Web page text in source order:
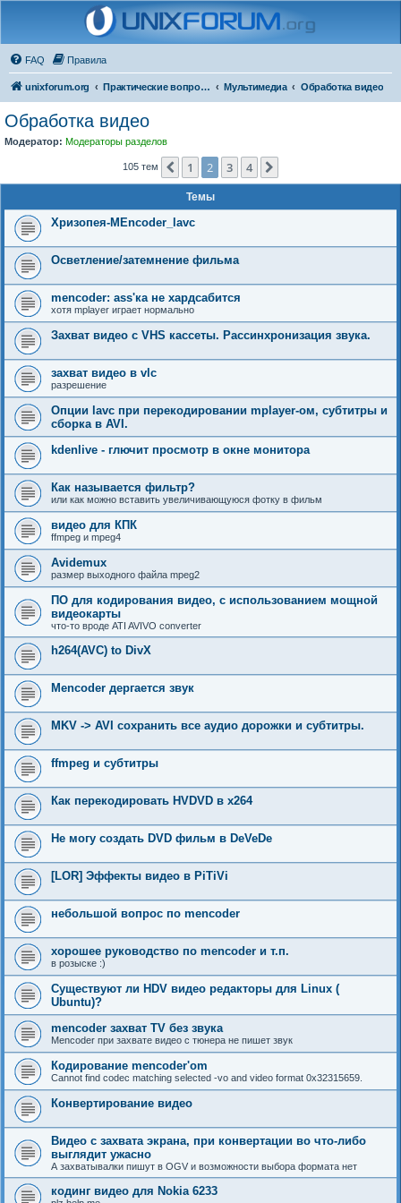
FAQ Правила
unixforum.org Практические вопросы Мультимедиа Обработка видео
Обработка видео
Модератор: Модераторы разделов
105 тем Пред.
1 2 3 4
Темы
Хризопея-MEncoder_lavc
Осветление/затемнение фильма
mencoder: ass'ка не хардсабится
хотя mplayer играет нормально
Захват видео с VHS кассеты. Рассинхронизация звука.
захват видео в vlc
разрешение
Опции lavc при перекодировании mplayer-ом, субтитры и
сборка в AVI.
kdenlive - глючит просмотр в окне монитора
Как называется фильтр?
или как можно вставить увеличивающуюся фотку в фильм
видео для КПК
ffmpeg и mpeg4
Avidemux
размер выходного файла mpeg2
ПО для кодирования видео, с использованием мощной
видеокарты
что-то вроде ATI AVIVO converter
h264(AVC) to DivX
Mencoder дергается звук
MKV -> AVI сохранить все аудио дорожки и субтитры.
ffmpeg и субтитры
Как перекодировать HVDVD в x264
Не могу создать DVD фильм в DeVeDe
[LOR] Эффекты видео в PiTiVi
небольшой вопрос по mencoder
хорошее руководство по mencoder и т.п.
в розыске :)
Существуют ли HDV видео редакторы для Linux (
Ubuntu)?
mencoder захват TV без звука
Mencoder при захвате видео с тюнера не пишет звук
Кодирование mencoder'om
Cannot find codec matching selected -vo and video format 0x32315659.
Конвертирование видео
Видео с захвата экрана, при конвертации во что-либо
выглядит ужасно
А захватывалки пишут в OGV и возможности выбора формата нет
кодинг видео для Nokia 6233